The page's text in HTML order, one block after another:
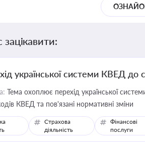
української системи КВЕД до
Тема охоплює перехід української
КВЕД та пов'язані нормативні зміни
Страхова
діяльність
Фінансові
послуги